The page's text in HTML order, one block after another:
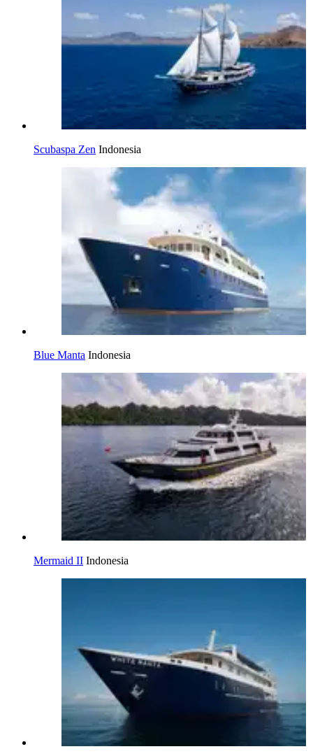
Scubaspa Zen Indonesia
Blue Manta Indonesia
Mermaid II Indonesia